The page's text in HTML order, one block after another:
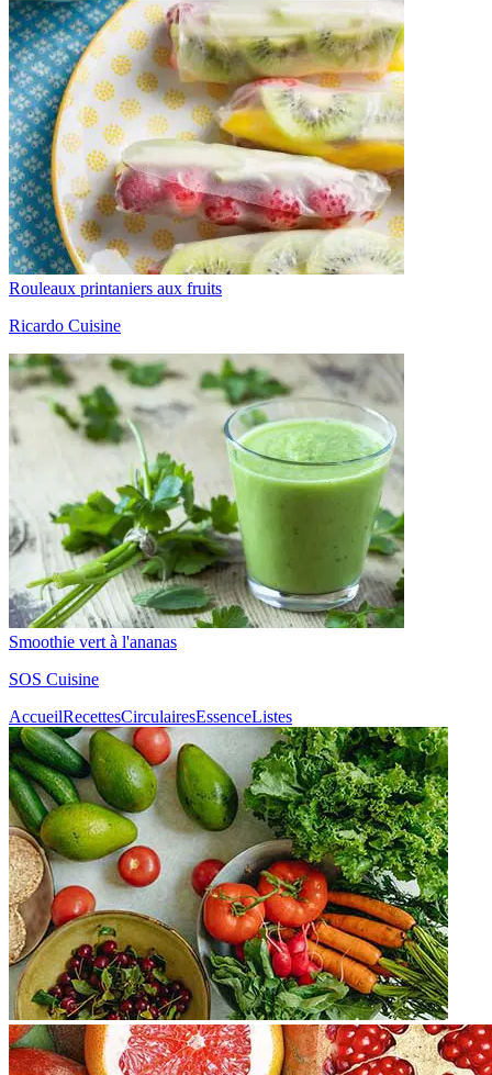
Rouleaux printaniers aux fruits
Ricardo Cuisine
Smoothie vert à l'ananas
SOS Cuisine
AccueilRecettesCirculairesEssenceListes